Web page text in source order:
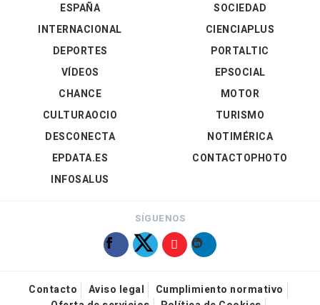
ESPAÑA
INTERNACIONAL
DEPORTES
VÍDEOS
SOCIEDAD
CIENCIAPLUS
PORTALTIC
EPSOCIAL
CHANCE
CULTURAOCIO
DESCONECTA
EPDATA.ES
INFOSALUS
MOTOR
TURISMO
NOTIMÉRICA
CONTACTOPHOTO
SÍGUENOS
Contacto Aviso legal
Cumplimiento normativo